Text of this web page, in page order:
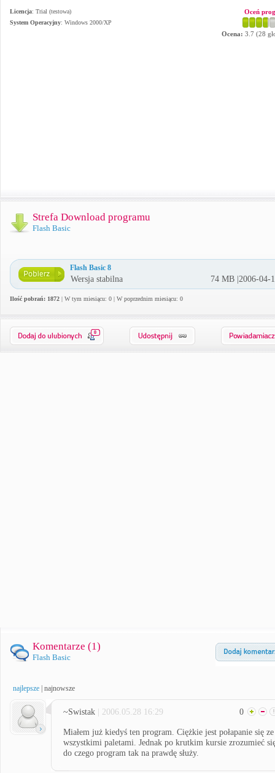
Licencja: Trial (testowa)
System Operacyjny: Windows 2000/XP
Oceń
Ocena: 3.7 (28
Strefa Download programu
Flash Basic
Flash Basic 8
Wersja stabilna 74 MB |2006-04-
Ilość pobrań: 1872 | W tym miesiącu: 0 | W poprzednim miesiącu: 0
0
Komentarze (1)
Flash Basic
najlepsze najnowsze
~Swistak | 2006.05.28 16:29 0
Miałem już kiedyś ten program. Ciężkie jest połapanie się ze
wszystkimi paletami. Jednak po krutkim kursie zrozumieć
do czego program tak na prawdę służy.